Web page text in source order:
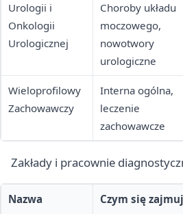
Urologii i
Onkologii
Urologicznej
Choroby układu
moczowego,
nowotwory
urologiczne
Wieloprofilowy
Zachowawczy
Interna ogólna,
leczenie
zachowawcze
Zakłady i pracownie
Nazwa Czym się